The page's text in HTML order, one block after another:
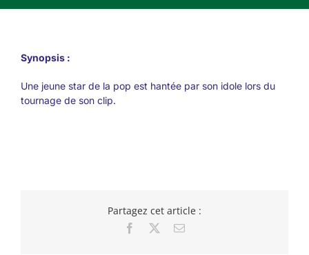
Synopsis :
Une jeune star de la pop est hantée par son idole lors du
tournage de son clip.
Partagez cet article :
Facebook Email